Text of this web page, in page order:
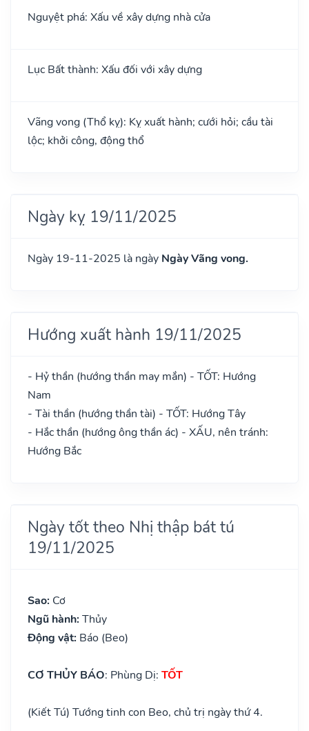
Nguyệt phá: Xấu về xây dựng nhà cửa
Lục Bất thành: Xấu đối với xây dựng
Vãng vong (Thổ kỵ): Kỵ xuất hành; cưới hỏi; cầu tài
lộc; khởi công, động thổ
Ngày kỵ 19/11/2025
Ngày 19-11-2025 là ngày Ngày Vãng vong.
Hướng xuất hành 19/11/2025
- Hỷ thần (hướng thần may mắn) - TỐT: Hướng
Nam
- Tài thần (hướng thần tài) - TỐT: Hướng Tây
- Hắc thần (hướng ông thần ác) - XẤU, nên tránh:
Hướng Bắc
Ngày tốt theo Nhị thập bát tú
19/11/2025
Sao: Cơ
Ngũ hành: Thủy
Động vật: Báo (Beo)
CƠ THỦY BÁO: Phùng Dị: TỐT
(Kiết Tú) Tướng tinh con Beo, chủ trị ngày thứ 4.